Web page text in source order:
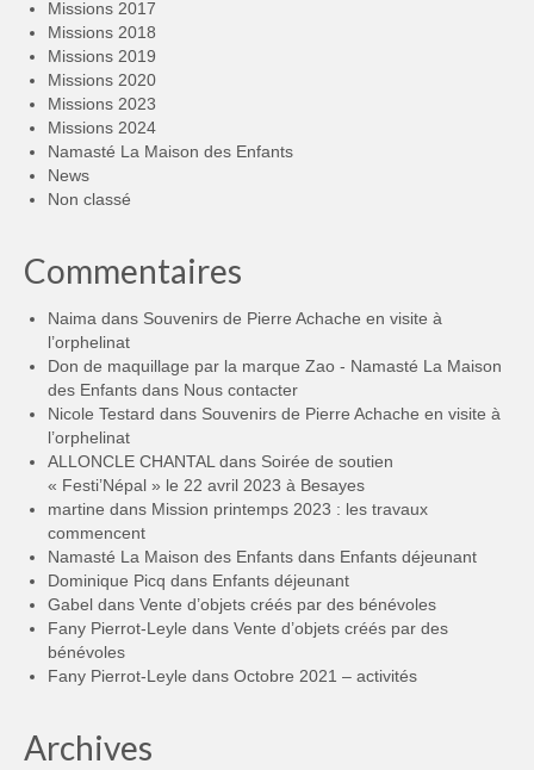
Missions 2017
Missions 2018
Missions 2019
Missions 2020
Missions 2023
Missions 2024
Namasté La Maison des Enfants
News
Non classé
Commentaires
Naima dans Souvenirs de Pierre Achache en visite à
l’orphelinat
Don de maquillage par la marque Zao - Namasté La Maison
des Enfants dans Nous contacter
Nicole Testard dans Souvenirs de Pierre Achache en visite à
l’orphelinat
ALLONCLE CHANTAL dans Soirée de soutien
« Festi’Népal » le 22 avril 2023 à Besayes
martine dans Mission printemps 2023 : les travaux
commencent
Namasté La Maison des Enfants dans Enfants déjeunant
Dominique Picq dans Enfants déjeunant
Gabel dans Vente d’objets créés par des bénévoles
Fany Pierrot-Leyle dans Vente d’objets créés par des
bénévoles
Fany Pierrot-Leyle dans Octobre 2021 – activités
Archives